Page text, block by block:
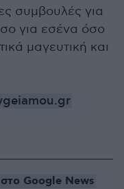
συμβουλές για
για εσένα όσο
μαγευτική και
Google News